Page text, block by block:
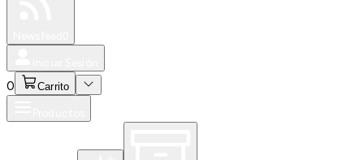
0 Carrito